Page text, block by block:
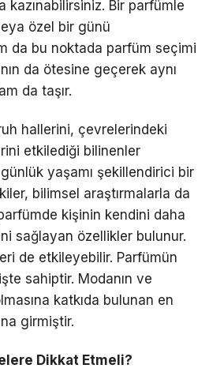
kazınabilirsiniz. Bir parfümle
özel bir günü
da bu noktada parfüm seçimi
da ötesine geçerek aynı
da taşır.
hallerini, çevrelerindeki
etkilediği bilinenler
günlük yaşamı şekillendirici bir
bilimsel araştırmalarla da
kişinin kendini daha
sağlayan özellikler bulunur.
de etkileyebilir. Parfümün
sahiptir. Modanın ve
katkıda bulunan en
girmiştir.
Dikkat Etmeli?